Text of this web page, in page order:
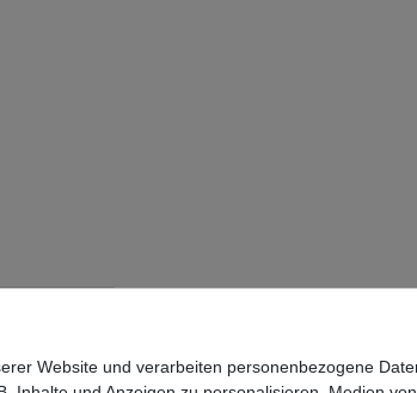
Website und verarbeiten personenbezogene